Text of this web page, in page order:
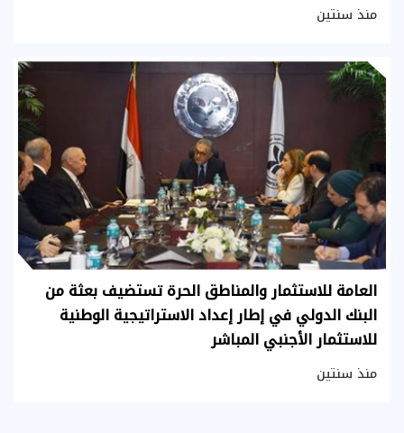
منذ سنتين
العامة للاستثمار والمناطق الحرة تستضيف بعثة من
البنك الدولي في إطار إعداد الاستراتيجية الوطنية
للاستثمار الأجنبي المباشر
منذ سنتين